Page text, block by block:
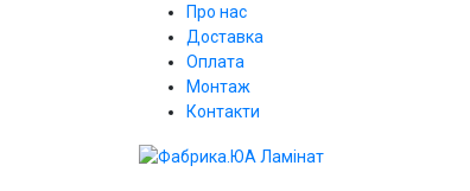
Про нас
Доставка
Оплата
Монтаж
Контакти